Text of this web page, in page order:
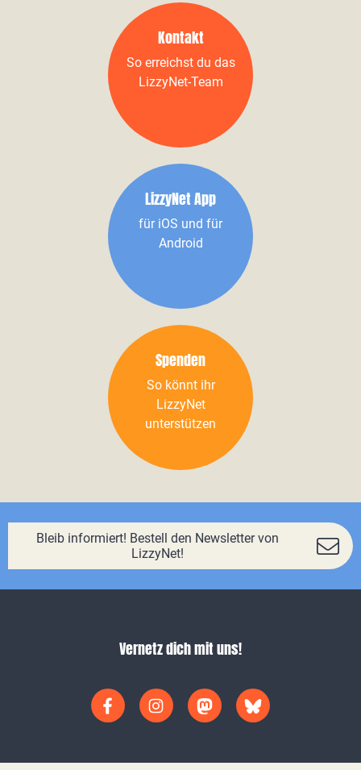
Kontakt
So erreichst du das
LizzyNet-Team
LizzyNet App
für iOS und für
Android
Spenden
So könnt ihr
LizzyNet
unterstützen
Bleib informiert! Bestell den Newsletter von
LizzyNet!
Vernetz dich mit uns!